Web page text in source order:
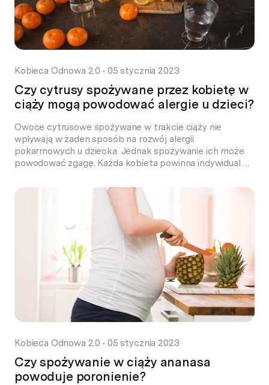
Kobieca Odnowa 2.0 • 05 stycznia 2023
Czy cytrusy spożywane przez kobietę w
ciąży mogą powodować alergie u dzieci?
Owoce cytrusowe spożywane w trakcie ciąży nie
wpływają w żaden sposób na rozwój alergii
pokarmowych u dziecka. Jednak spożywanie ich może
powodować zgagę. Każda kobieta powinna indywidualnie
wywoła u niej jakieś dolegliwości ze strony przewodu
pokarmowego. Niektóre kobiety w ciąży po zjedzeniu ½
kiwi mogą już odczuwać zgagę, jednak […]
Kobieca Odnowa 2.0 • 05 stycznia 2023
Czy spożywanie w ciąży ananasa
powoduje poronienie?